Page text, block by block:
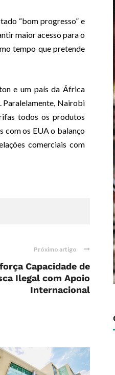
“bom progresso” e
maior acesso para o
tempo que pretende
e um país da África
Paralelamente, Nairobi
todos os produtos
com os EUA o balanço
comerciais com
Próximo artigo
Capacidade de
Ilegal com Apoio
Internacional